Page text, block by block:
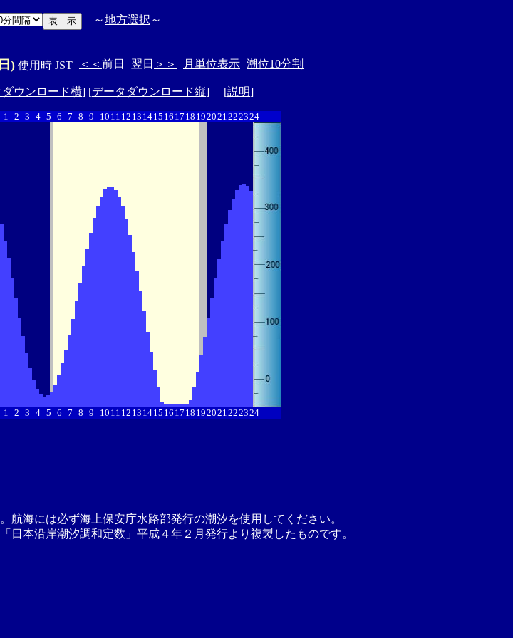
～地方選択 ～
) 使用時 JST ＜＜ 前日 翌日 ＞＞ 月単位表示 潮位10分割
ダウンロード横] [データダウンロード縦] [説明]
1 2 3 4 5 6 7 8 9 10 11 12 13 1415 16 17 18 192021222324
1 2 3 4 5 6 7 8 9 10 11 12 13 1415 16 17 18 192021222324
航海には必ず海上保安庁水路部発行の潮汐を使用してください。
本沿岸潮汐調和定数」平成４年２月発行より複製したものです。